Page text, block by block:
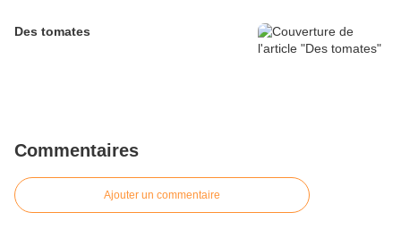
Des tomates
Commentaires
Ajouter un commentaire